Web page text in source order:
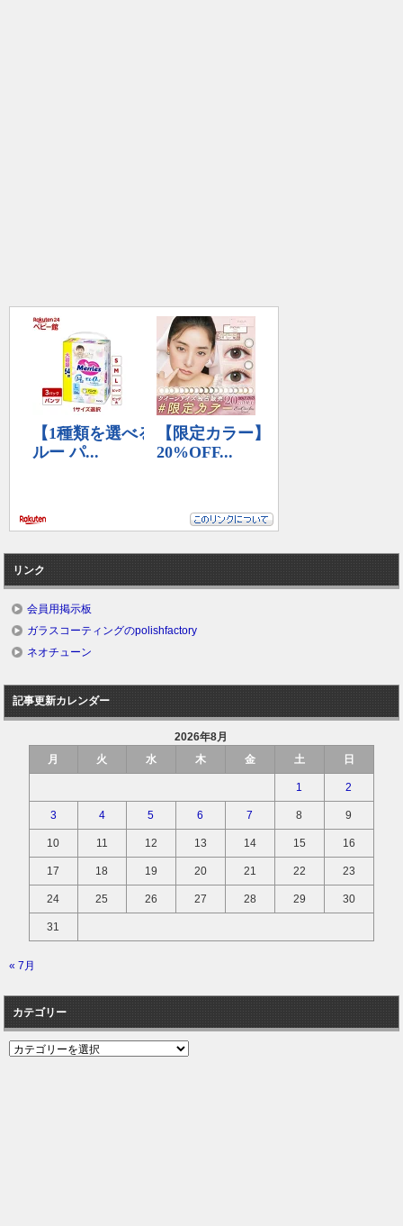
リンク
会員用掲示板
ガラスコーティングのpolishfactory
ネオチューン
記事更新カレンダー
2026年8月
月
火 水 木 金 土 日
1 2
3 4 5 6 7 8 9
10 11 12 13 14 15 16
17 18 19 20 21 22 23
24 25 26 27 28 29 30
31
« 7月
カテゴリー
カ